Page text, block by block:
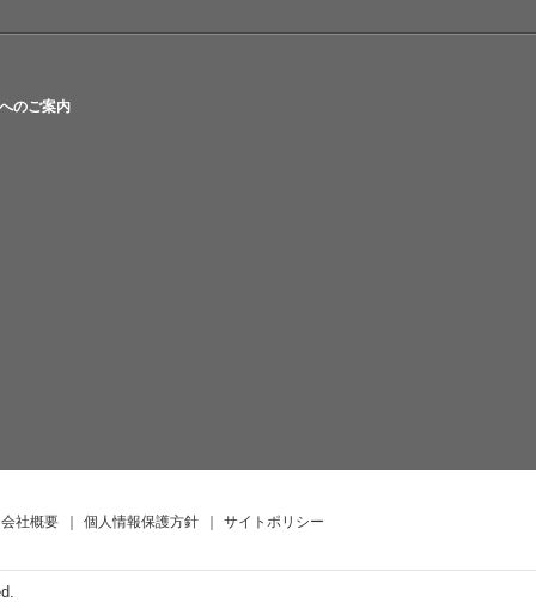
のご案内
会社概要 ｜ 個人情報保護方針 ｜ サイトポリシー